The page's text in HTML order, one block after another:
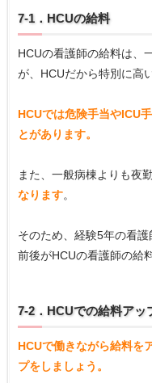
7-1．HCUの給料
HCUの看護師の給料は、
が、HCUだから特別に高
HCUでは危険手当やICU
とがあります。
また、一般病棟よりも夜
なります。
そのため、経験5年の看
前後がHCUの看護師の給
7-2．HCUでの給料アッ
HCUで働きながら給料を
プをしましょう。